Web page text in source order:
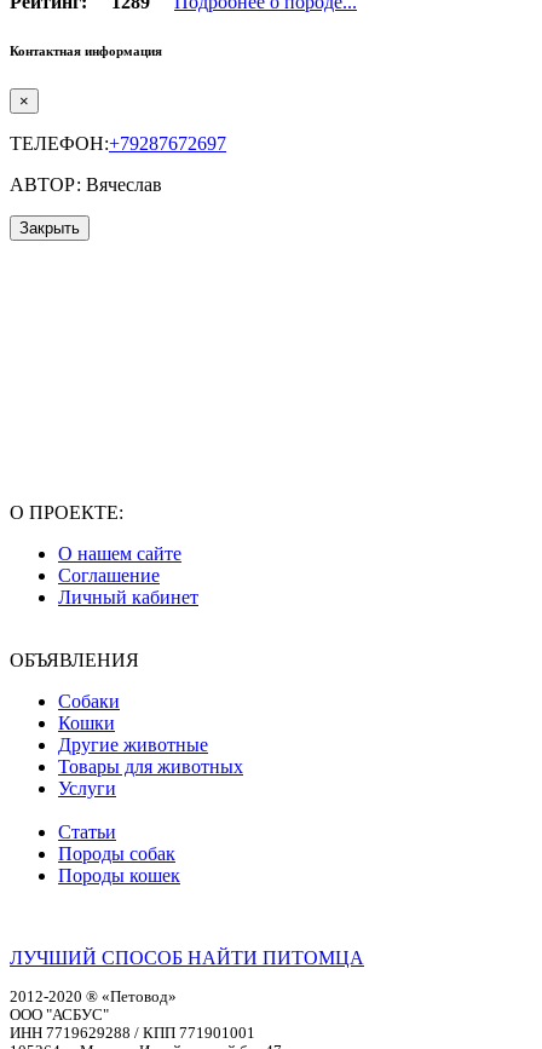
Контактная информация
×
ТЕЛЕФОН:+79287672697
АВТОР: Вячеслав
Закрыть
О ПРОЕКТЕ:
О нашем сайте
Соглашение
Личный кабинет
ОБЪЯВЛЕНИЯ
Собаки
Кошки
Другие животные
Товары для животных
Услуги
Статьи
Породы собак
Породы кошек
ЛУЧШИЙ СПОСОБ НАЙТИ ПИТОМЦА
2012-2020 ® «Петовод»
ООО "АСБУС"
ИНН 7719629288 / КПП 771901001